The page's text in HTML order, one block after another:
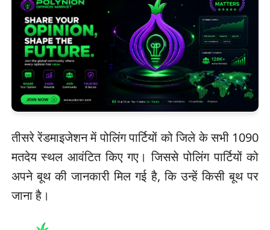
तीसरे रेंडमाइजेशन में पोलिंग पार्टियों को जिले के सभी 1090
मतदेय स्थल आवंटित किए गए। जिससे पोलिंग पार्टियों को
अपने बूथ की जानकारी मिल गई है, कि उन्हें किसी बूथ पर
जाना है।